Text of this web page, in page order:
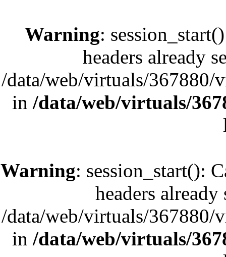
Warning:
headers already
/data/web/virtuals/
in /data/web/virtuals/
Warning: session_start():
headers
/data/web/virtuals/
in /data/web/virtuals/